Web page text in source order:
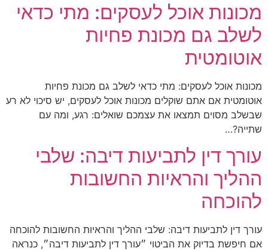
מכונות אוכל לעסקים: מתי כדאי
לשלב גם מכונת פחיות
אוטומטית
מכונות אוכל לעסקים: מתי כדאי לשלב גם מכונת פחיות
אוטומטית אם אתם שוקלים מכונות אוכל לעסקים, יש סיכוי לא רע
שבשלב מסוים תמצאו את עצמכם שואלים: רגע, ומה עם
שתייה?…
עורך דין לתביעות דיבה: שלבי
ההליך והראיות החשובות
להוכחה
עורך דין לתביעות דיבה: שלבי ההליך והראיות החשובות להוכחה
אם חיפשת בדיוק את הביטוי ״עורך דין לתביעות דיבה״, כנראה